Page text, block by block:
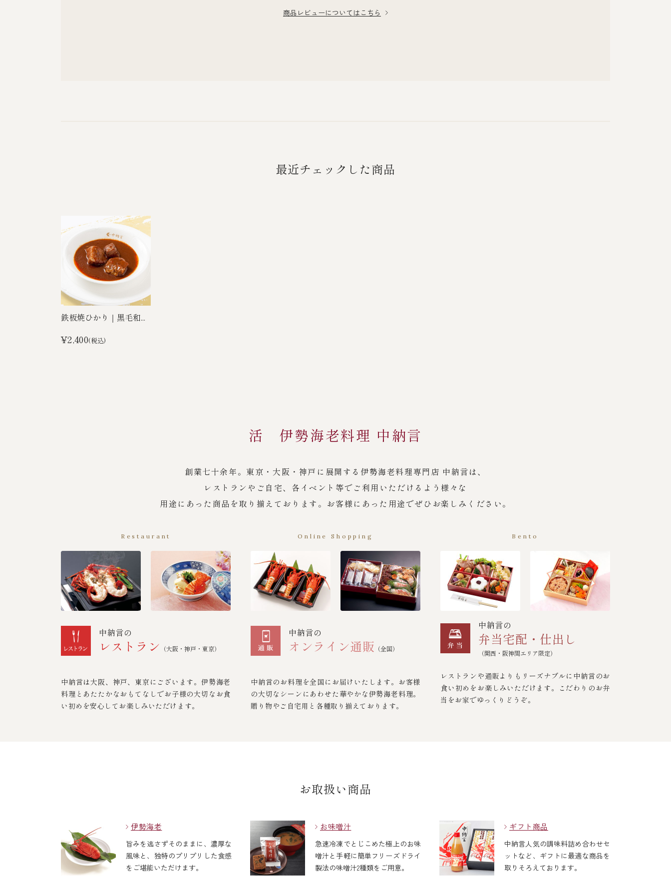
商品レビューについてはこちら
最近チェックした商品
鉄板焼ひかり｜黒毛和...
¥2,400(税込)
活 伊勢海老料理 中納言
創業七十余年。東京・大阪・神戸に展開する伊勢海老料理専門店 中納言は、
レストランやご自宅、各イベント等でご利用いただけるよう様々な
用途にあった商品を取り揃えております。お客様にあった用途でぜひお楽しみください。
Restaurant
中納言の
レストラン （大阪・神戸・東京）
中納言は大阪、神戸、東京にございます。伊勢海老
料理とあたたかなおもてなしでお子様の大切なお食
い初めを安心してお楽しみいただけます。
Online Shopping
中納言の
オンライン通販 （全国）
中納言のお料理を全国にお届けいたします。お客様
の大切なシーンにあわせた華やかな伊勢海老料理。
贈り物やご自宅用と各種取り揃えております。
Bento
中納言の
弁当宅配・仕出し
（関西・阪神間エリア限定）
レストランや通販よりもリーズナブルに中納言のお
食い初めをお楽しみいただけます。こだわりのお弁
当をお家でゆっくりどうぞ。
お取扱い商品
伊勢海老
旨みを逃さずそのままに、濃厚な
風味と、独特のプリプリした食感
をご堪能いただけます。
お味噌汁
急速冷凍でとじこめた極上のお味
噌汁と手軽に簡単フリーズドライ
製法の味噌汁2種類をご用意。
ギフト商品
中納言人気の調味料詰め合わせセ
ットなど、ギフトに最適な商品を
取りそろえております。